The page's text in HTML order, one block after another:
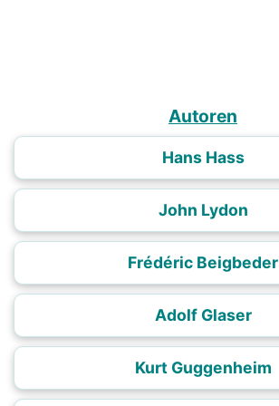
Autoren
Hans Hass
John Lydon
Frédéric Beigbeder
Adolf Glaser
Kurt Guggenheim